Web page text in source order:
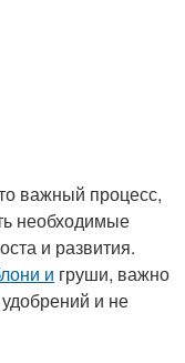
важный процесс,
необходимые
и развития.
и груши, важно
и не